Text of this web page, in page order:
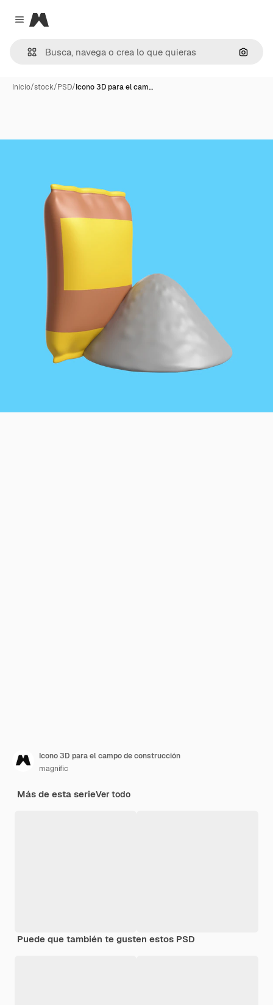
Close menu
Magnific
Inicio/stock/PSD/Icono 3D para el cam…
Icono 3D para el campo de construcción
magnific
Más de esta serieVer todo
Puede que también te gusten estos PSD